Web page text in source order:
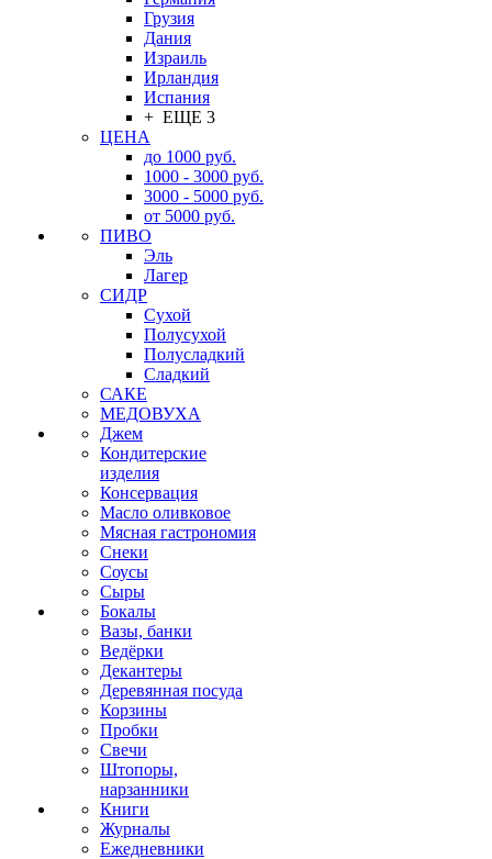
Грузия
Дания
Израиль
Ирландия
Испания
+ ЕЩЕ 3
ЦЕНА
до 1000 руб.
1000 - 3000 руб.
3000 - 5000 руб.
от 5000 руб.
ПИВО
Эль
Лагер
СИДР
Сухой
Полусухой
Полусладкий
Сладкий
САКЕ
МЕДОВУХА
Джем
Кондитерские
изделия
Консервация
Масло оливковое
Мясная гастрономия
Снеки
Соусы
Сыры
Бокалы
Вазы, банки
Ведёрки
Декантеры
Деревянная посуда
Корзины
Пробки
Свечи
Штопоры,
нарзанники
Книги
Журналы
Ежедневники